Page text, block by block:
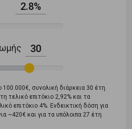
2.8%
30
100.000€, συνολική διάρκεια 30 έτη.
τελικό επιτόκιο 2,92% και τα
επιτόκιο 4%. Ενδεικτική δόση για
~420€ και για τα υπόλοιπα 27 έτη